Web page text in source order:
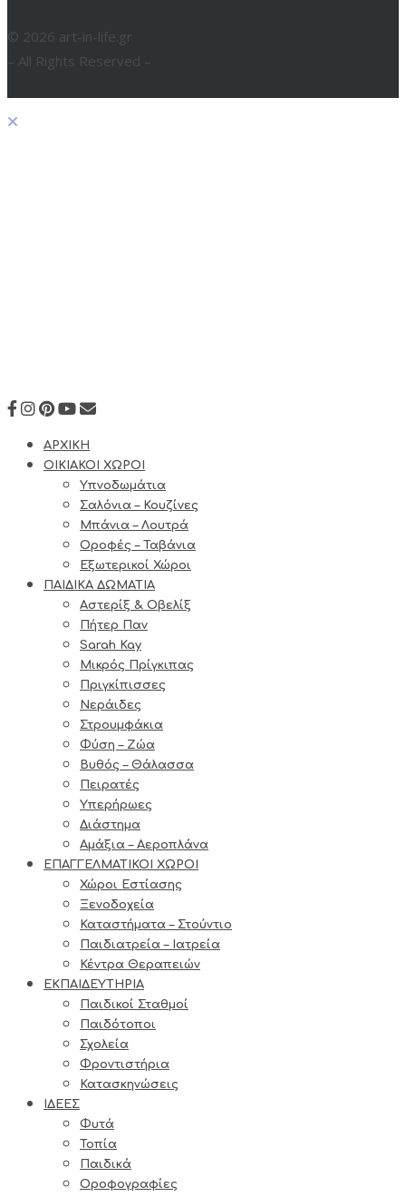
© 2026 art-in-life.gr
– All Rights Reserved –
ΑΡΧΙΚΗ
ΟΙΚΙΑΚΟΙ ΧΩΡΟΙ
Υπνοδωμάτια
Σαλόνια – Κουζίνες
Μπάνια – Λουτρά
Οροφές – Ταβάνια
Εξωτερικοί Χώροι
ΠΑΙΔΙΚΑ ΔΩΜΑΤΙΑ
Αστερίξ & Οβελίξ
Πήτερ Παν
Sarah Kay
Μικρός Πρίγκιπας
Πριγκίπισσες
Νεράιδες
Στρουμφάκια
Φύση – Ζώα
Βυθός – Θάλασσα
Πειρατές
Υπερήρωες
Διάστημα
Αμάξια – Αεροπλάνα
ΕΠΑΓΓΕΛΜΑΤΙΚΟΙ ΧΩΡΟΙ
Χώροι Εστίασης
Ξενοδοχεία
Καταστήματα – Στούντιο
Παιδιατρεία – Ιατρεία
Κέντρα Θεραπειών
ΕΚΠΑΙΔΕΥΤΗΡΙΑ
Παιδικοί Σταθμοί
Παιδότοποι
Σχολεία
Φροντιστήρια
Κατασκηνώσεις
ΙΔΕΕΣ
Φυτά
Τοπία
Παιδικά
Οροφογραφίες